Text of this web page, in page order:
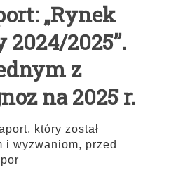
„Rynek
2025”.
z
na 2025 r.
który został
i wyzwaniom, przed